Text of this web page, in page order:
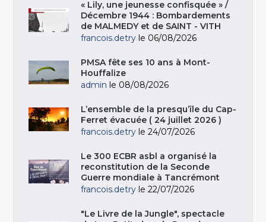
« Lily, une jeunesse confisquée » /
Décembre 1944 : Bombardements
de MALMEDY et de SAINT - VITH
francois.detry le 06/08/2026
PMSA fête ses 10 ans à Mont-
Houffalize
admin le 08/08/2026
L’ensemble de la presqu’île du Cap-
Ferret évacuée ( 24 juillet 2026 )
francois.detry le 24/07/2026
Le 300 ECBR asbl a organisé la
reconstitution de la Seconde
Guerre mondiale à Tancrémont
francois.detry le 22/07/2026
"Le Livre de la Jungle", spectacle